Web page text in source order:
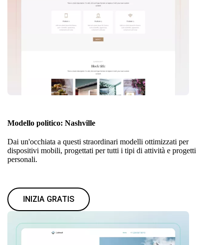
Modello politico: Nashville
Dai un'occhiata a questi straordinari modelli ottimizzati per
dispositivi mobili, progettati per tutti i tipi di attività e progetti
personali.
INIZIA GRATIS